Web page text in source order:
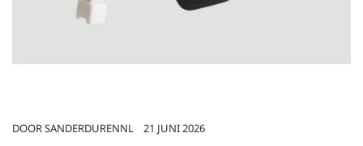
DOORSANDERDURENNL 21 JUNI 2026